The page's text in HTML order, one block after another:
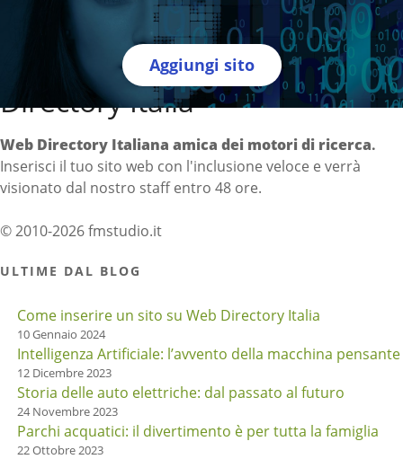
Aggiungi sito
Directory Italia
Web Directory Italiana amica dei motori di ricerca.
Inserisci il tuo sito web con l'inclusione veloce e verrà
visionato dal nostro staff entro 48 ore.
© 2010-2026 fmstudio.it
ULTIME DAL BLOG
Come inserire un sito su Web Directory Italia
10 Gennaio 2024
Intelligenza Artificiale: l’avvento della macchina pensante
12 Dicembre 2023
Storia delle auto elettriche: dal passato al futuro
24 Novembre 2023
Parchi acquatici: il divertimento è per tutta la famiglia
22 Ottobre 2023